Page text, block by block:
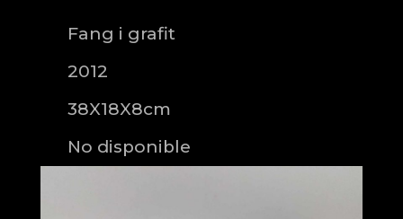
Fang i grafit
2012
38X18X8cm
No disponible